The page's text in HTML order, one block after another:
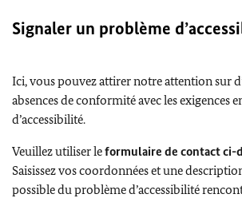
Signaler un problème
Ici, vous pouvez attirer notre attention sur
absences de conformité avec les exigences
d’accessibilité.
Veuillez utiliser leformulaire de contact ci-
Saisissez vos coordonnées et une
possible du problème d’accessibilité